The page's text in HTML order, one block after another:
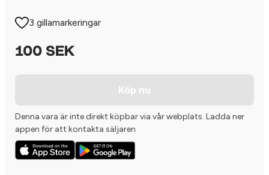
3 gillamarkeringar
100 SEK
Köp nu
Denna vara är inte direkt köpbar via vår webplats. Ladda ner
appen för att kontakta säljaren